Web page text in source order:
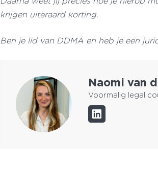
krijgen uiteraard korting.
Ben je lid van DDMA en heb je een
Naomi van
Voormalig legal